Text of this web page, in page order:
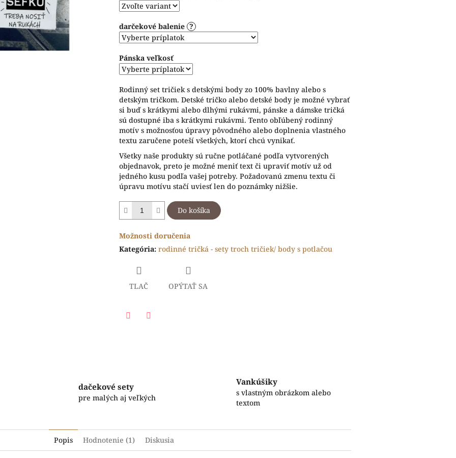
darčekové balenie ?
Pánska veľkosť
Rodinný set tričiek s detskými body zo 100% bavlny alebo s
detským tričkom. Detské tričko alebo detské body je možné vybrať
si buď s krátkymi alebo dlhými rukávmi, pánske a dámske tričká
sú dostupné iba s krátkymi rukávmi. Tento obľúbený rodinný
motív s možnosťou úpravy pôvodného alebo doplnenia vlastného
textu zaručene poteší všetkých, ktorí chcú vynikať.
Všetky naše produkty sú ručne potláčané podľa vytvorených
objednavok, preto je možné meniť text či upraviť motív už od
jedného kusu podľa vašej potreby. Požadovanú zmenu textu či
úpravu motívu stačí uviesť len do poznámky nižšie.
Do košíka
Možnosti doručenia
Kategória: rodinné tričká - sety troch tričiek/ body s potlačou
TLAČ OPÝTAŤ SA
dačekové sety
pre malých aj veľkých
Vankúšiky
s vlastným obrázkom alebo
textom
Popis Hodnotenie (1) Diskusia